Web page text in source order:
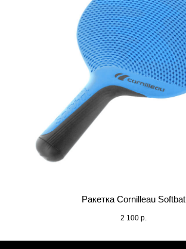
Ракетка Cornilleau Softbat
2 100 р.